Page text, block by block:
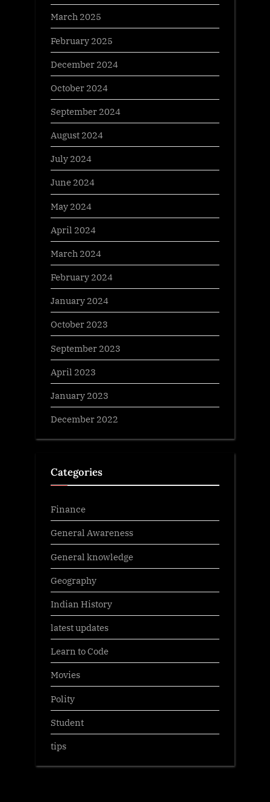
March 2025
February 2025
December 2024
October 2024
September 2024
August 2024
July 2024
June 2024
May 2024
April 2024
March 2024
February 2024
January 2024
October 2023
September 2023
April 2023
January 2023
December 2022
Categories
Finance
General Awareness
General knowledge
Geography
Indian History
latest updates
Learn to Code
Movies
Polity
Student
tips